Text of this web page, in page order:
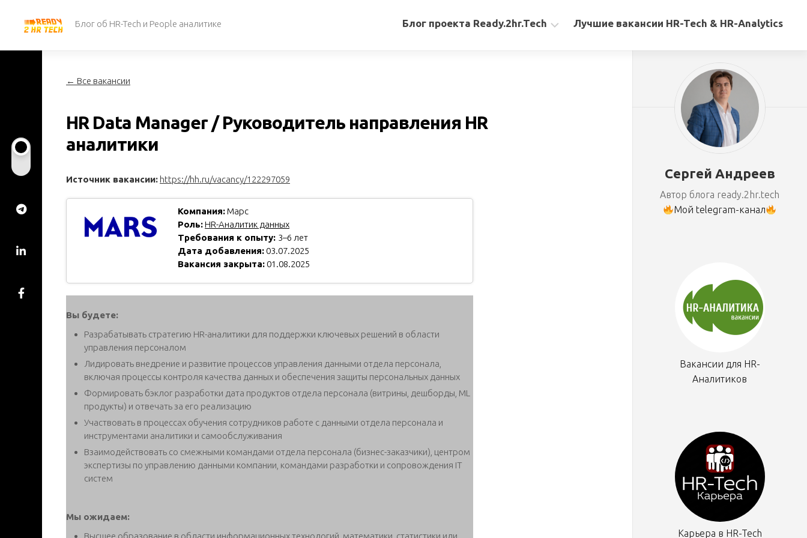
содержанию
Блог об HR-Tech и People аналитике Блог проекта Ready.2hr.Tech
Авторские
Лучшие вакансии HR-Tech & HR-Analytics
← Все вакансии
HR Data Manager / Руководитель направления HR
аналитики
Источник вакансии: https://hh.ru/vacancy/122297059
Компания:Марс
Роль:HR-Аналитик данных
Требования к опыту: 3–6 лет
Дата добавления: 03.07.2025
Вакансия закрыта: 01.08.2025
Вы будете:
Разрабатывать стратегию HR-аналитики для поддержки ключевых решений в области
управления персоналом
Лидировать внедрение и развитие процессов управления данными отдела персонала,
включая процессы контроля качества данных и обеспечения защиты персональных данных
Формировать бэклог разработки дата продуктов отдела персонала (витрины, дешборды, ML
продукты) и отвечать за его реализацию
Участвовать в процессах обучения сотрудников работе с данными отдела персонала и
инструментами аналитики и самообслуживания
Взаимодействовать со смежными командами отдела персонала (бизнес-заказчики), центром
экспертизы по управлению данными компании, командами разработки и сопровождения IT
систем
Мы ожидаем:
Высшее образование в области информационных технологий, математики, статистики или
Сергей Андреев
Автор блога ready.2hr.tech
Мой telegram-канал
Вакансии для HR-
Аналитиков
Карьера в HR-Tech